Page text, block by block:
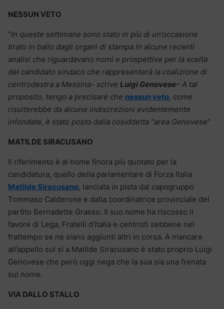
NESSUN VETO
“In queste settimane sono stato in più di un’occasione
tirato in ballo dagli organi di stampa in alcune recenti
analisi che riguardavano nomi e prospettive per la scelta
del candidato sindaco che rappresenterà la coalizione di
centrodestra a Messina- scrive Luigi Genovese– A tal
proposito, tengo a precisare che nessun veto, come
risulterebbe da alcune indiscrezioni evidentemente
infondate, è stato posto dalla cosiddetta “area Genovese”
MATILDE SIRACUSANO
Il riferimento è al nome finora più quotato per la
candidatura, quello della parlamentare di Forza Italia
Matilde Siracusano, lanciata in pista dal capogruppo
Tommaso Calderone e dalla coordinatrice provinciale del
partito Bernadette Grasso. Il suo nome ha riscosso il
favore di Lega, Fratelli d’Italia e centristi sebbene nel
frattempo se ne siano aggiunti altri in corsa. A mancare
all’appello sul sì a Matilde Siracusano è stato proprio Luigi
Genovese che però oggi nega che la sua sia una frenata
sul nome.
VIA DALLO STALLO